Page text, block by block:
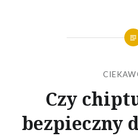
Czy
bezpieczny